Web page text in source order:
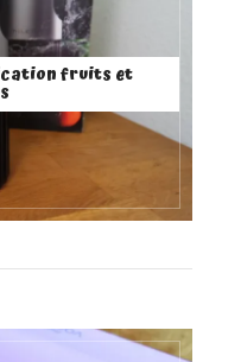
fruits et